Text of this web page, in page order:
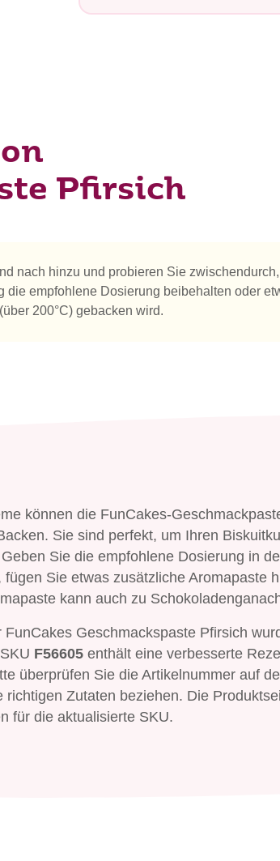
Pfirsich
nach hinzu und probieren Sie
die empfohlene Dosierung beibehalten oder
200°C) gebacken wird.
können die FunCakes-
Sie sind perfekt, um Ihren
Sie die empfohlene Dosierung in
Sie etwas zusätzliche Aromapaste
kann auch zu
Geschmackspaste Pfirsich
F56605 enthält eine verbesserte
überprüfen Sie die Artikelnummer auf
Zutaten beziehen. Die
für die aktualisierte SKU.